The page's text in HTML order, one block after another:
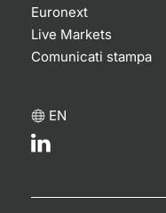
Euronext
Live Markets
Comunicati stampa
EN